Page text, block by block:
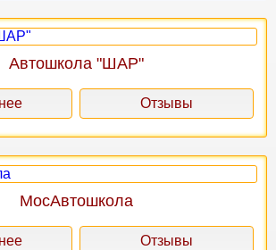
Автошкола "ШАР"
Отзывы
МосАвтошкола
Отзывы